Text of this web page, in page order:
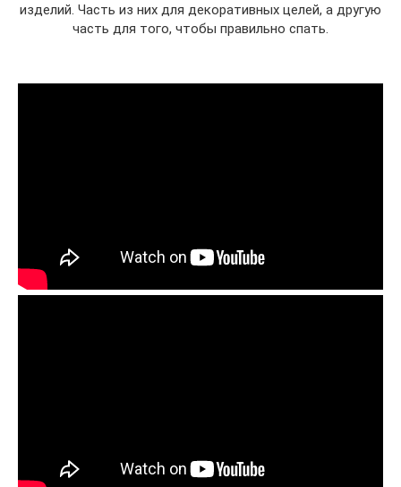
изделий. Часть из них для декоративных целей, а другую
часть для того, чтобы правильно спать.